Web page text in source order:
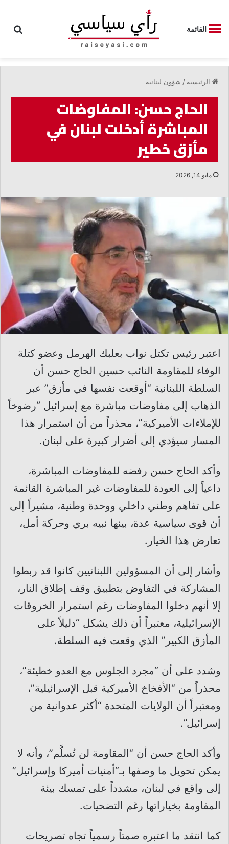
القائمة
الرئيسية / شؤون لبنانية
الحاج حسن: المفاوضات
المباشرة أدخلت لبنان في
مأزق خطير
مايو 14, 2026
اعتبر رئيس تكتل نواب بعلبك الهرمل وعضو كتلة
الوفاء للمقاومة النائب حسين الحاج حسن أن
السلطة اللبنانية “أوقعت نفسها في مأزق” عبر
الذهاب إلى مفاوضات مباشرة مع إسرائيل “رضوخاً
للإملاءات الأميركية”، محذراً من أن استمرار هذا
المسار سيؤدي إلى أضرار كبيرة على لبنان.
وأكد الحاج حسن رفضه للمفاوضات المباشرة،
داعياً إلى العودة للمفاوضات غير المباشرة القائمة
على تفاهم وطني داخلي ووحدة وطنية، مشيراً إلى
أن قوى سياسية عدة، بينها نبيه بري وحركة أمل،
تعارض هذا الخيار.
وأشار إلى أن المسؤولين اللبنانيين كانوا قد ربطوا
المشاركة في التفاوض بتطبيق وقف إطلاق النار،
إلا أنهم دخلوا المفاوضات رغم استمرار الخروقات
الإسرائيلية، معتبراً أن ذلك يشكل “دليلاً على
المأزق الكبير” الذي وقعت فيه السلطة.
وشدد على أن “مجرد الجلوس مع العدو خطيئة”،
محذراً من “الأفخاخ الأميركية قبل الإسرائيلية”،
ومعتبراً أن الولايات المتحدة “أكثر عدوانية من
إسرائيل”.
وأكد الحاج حسن أن “المقاومة لن تُسلَّم”، وأنه لا
يمكن تحويل ما وصفها بـ“أمنيات أميركا وإسرائيل”
إلى واقع في لبنان، مشدداً على تمسك بيئة
المقاومة بخياراتها رغم التضحيات.
كما انتقد ما اعتبره صمتاً رسمياً تجاه تصريحات